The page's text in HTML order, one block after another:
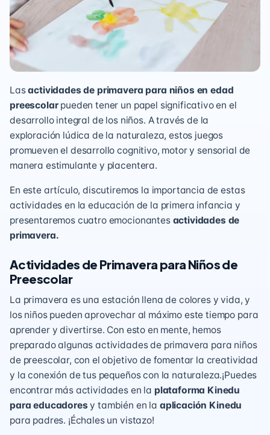
Lasactividades de primavera para niños en edad
preescolarpueden tener un papel significativo en el
desarrollo integral de los niños. A través de la
exploración lúdica de la naturaleza, estos juegos
promueven el desarrollo cognitivo, motor y sensorial de
manera estimulante y placentera.
En este artículo, discutiremos la importancia de estas
actividades en la educación de la primera infancia y
presentaremos cuatro emocionantesactividades de
primavera.
Actividades de Primavera para Niños de
Preescolar
La primavera es una estación llena de colores y vida, y
los niños pueden aprovechar al máximo este tiempo para
aprender y divertirse. Con esto en mente, hemos
preparado algunas actividades de primavera para niños
de preescolar, con el objetivo de fomentar la creatividad
y la conexión de tus pequeños con la naturaleza.¡Puedes
encontrar más actividades en la plataforma Kinedu
para educadores y también en la aplicación Kinedu
para padres. ¡Échales un vistazo!